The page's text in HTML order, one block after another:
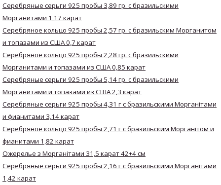
Серебряные серьги 925 пробы 3,89 гр. с бразильскими
Морганитами 1,17 карат
Серебряное кольцо 925 пробы 2,57 гр. с бразильским Морганитом
и топазами из США 0,7 карат
Серебряное кольцо 925 пробы 2,28 гр. с бразильскими
Морганитами и топазами из США 0,85 карат
Серебряные серьги 925 пробы 5,14 гр. с бразильскими
Морганитами и топазами из США 2,3 карат
Серебряные серьги 925 пробы 4,31 г с бразильскими Морганітами
и фианитами 3,14 карат
Серебряное кольцо 925 пробы 2,71 г с бразильским Морганітом и
фианитами 1,82 карат
Ожерелье з Морганітами 31,5 карат 42+4 см
Серебряные серьги 925 пробы 2,16 г с бразильскими Морганітами
1,42 карат